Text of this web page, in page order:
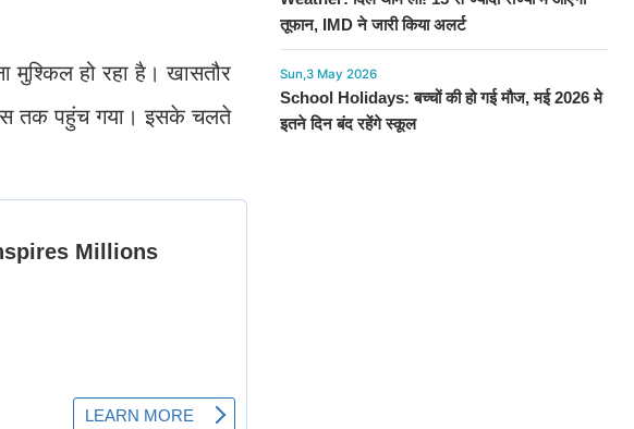
मुश्किल हो रहा है। खासतौर
तक पहुंच गया। इसके चलते
तूफान, IMD ने जारी किया अलर्ट
Sun,3 May 2026
School Holidays: बच्चों की हो गई मौज, मई 2026 मे
इतने दिन बंद रहेंगे स्कूल